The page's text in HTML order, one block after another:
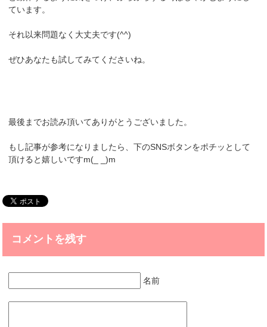
ています。
それ以来問題なく大丈夫です(^^)
ぜひあなたも試してみてくださいね。
最後までお読み頂いてありがとうございました。
もし記事が参考になりましたら、下のSNSボタンをポチッとして
頂けると嬉しいですm(_ _)m
コメントを残す
名前